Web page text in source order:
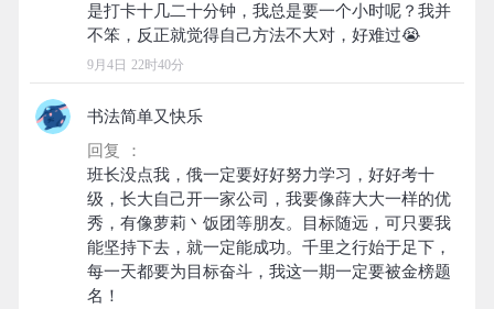
是打卡十几二十分钟，我总是要一个小时呢？我并
9月4日 22时40分
书法简单又快乐
回复 ：
班长没点我，俄一定要好好努力学习，好好考十
级，长大自己开一家公司，我要像薛大大一样的优
秀，有像萝莉丶饭团等朋友。目标随远，可只要我
能坚持下去，就一定能成功。千里之行始于足下，
每一天都要为目标奋斗，我这一期一定要被金榜题